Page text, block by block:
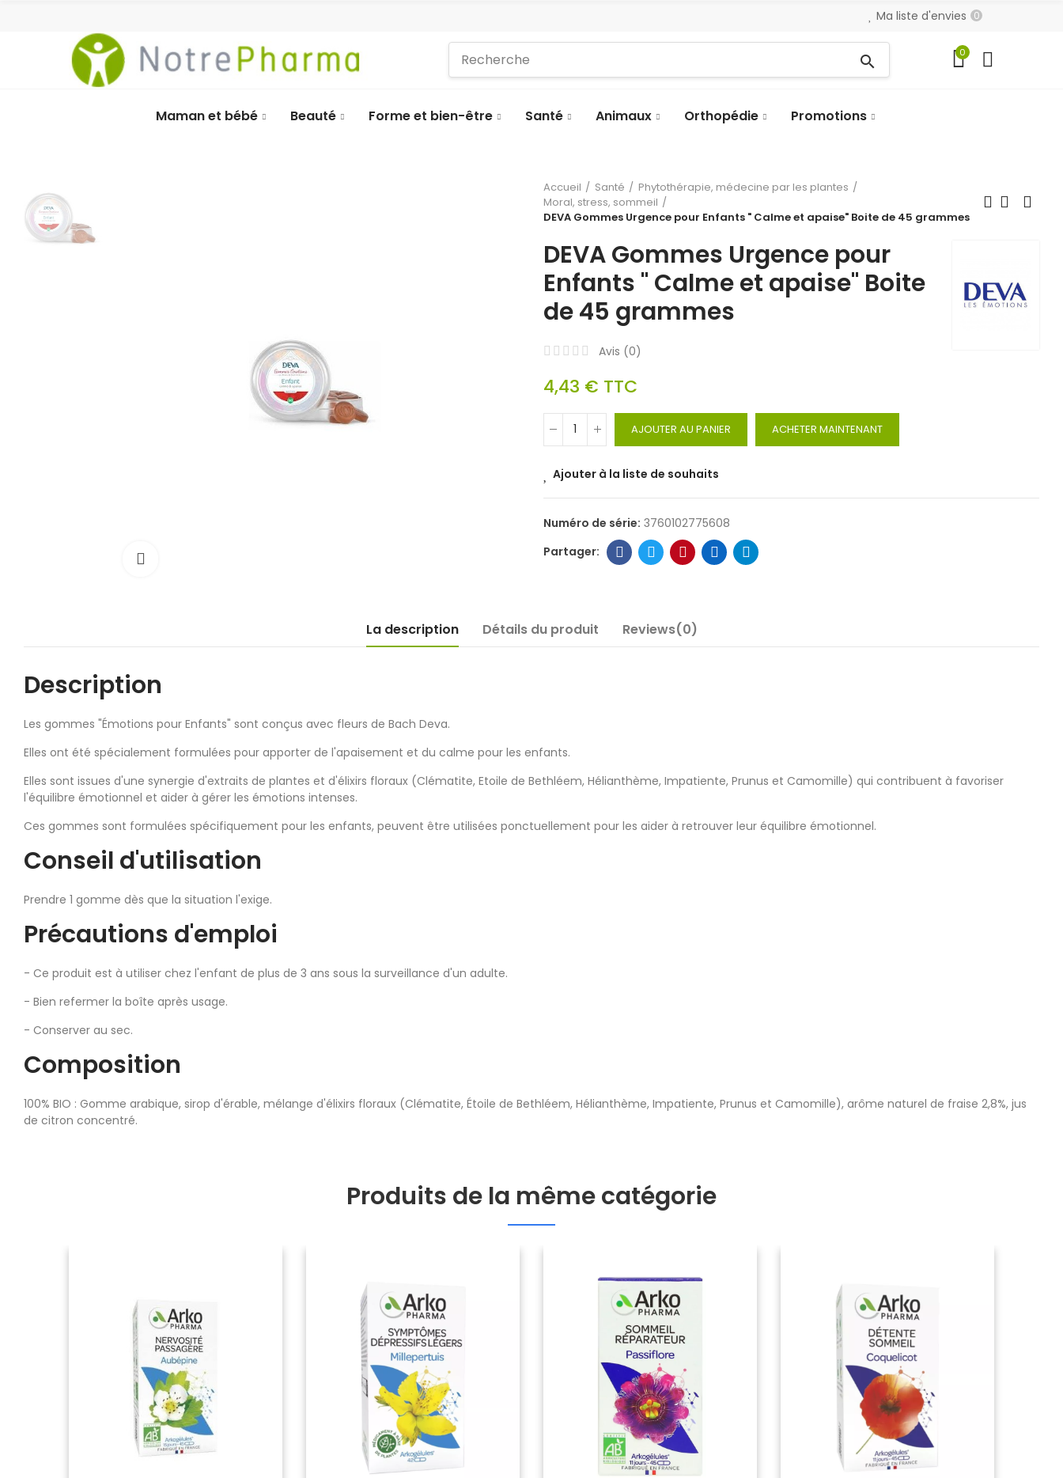
Ma liste d'envies 0
search 0
Maman et bébé Beauté Forme et bien-être Santé Animaux Orthopédie Promotions
Accueil Santé
Phytothérapie, médecine par les plantes
Moral, stress, sommeil
DEVA Gommes Urgence pour Enfants " Calme et apaise" Boite de 45 grammes
DEVA Gommes Urgence pour
Enfants " Calme et apaise" Boite
de 45 grammes
Avis (0)
4,43 € TTC
AJOUTER AU PANIER ACHETER MAINTENANT
Ajouter à la liste de souhaits
Numéro de série: 3760102775608
La description Détails du produit Reviews(0)
Description
Les gommes "Émotions pour Enfants" sont conçus avec fleurs de Bach Deva.
Elles ont été spécialement formulées pour apporter de l'apaisement et du calme pour les enfants.
Elles sont issues d'une synergie d'extraits de plantes et d'élixirs floraux (Clématite, Etoile de Bethléem, Hélianthème, Impatiente, Prunus et Camomille) qui contribuent à favoriser
l'équilibre émotionnel et aider à gérer les émotions intenses.
Ces gommes sont formulées spécifiquement pour les enfants, peuvent être utilisées ponctuellement pour les aider à retrouver leur équilibre émotionnel.
Conseil d'utilisation
Prendre 1 gomme dès que la situation l'exige.
Précautions d'emploi
- Ce produit est à utiliser chez l'enfant de plus de 3 ans sous la surveillance d'un adulte.
- Bien refermer la boîte après usage.
- Conserver au sec.
Composition
100% BIO : Gomme arabique, sirop d'érable, mélange d'élixirs floraux (Clématite, Étoile de Bethléem, Hélianthème, Impatiente, Prunus et Camomille), arôme naturel de fraise 2,8%, jus
de citron concentré.
Produits de la même catégorie